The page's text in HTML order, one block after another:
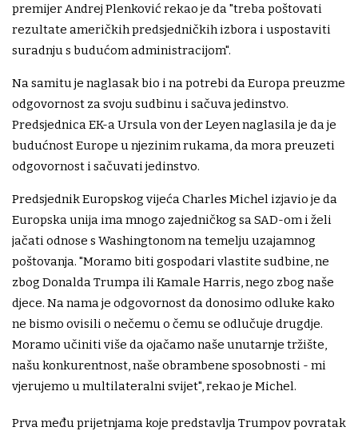
premijer Andrej Plenković rekao je da "treba poštovati
rezultate američkih predsjedničkih izbora i uspostaviti
suradnju s budućom administracijom".
Na samitu je naglasak bio i na potrebi da Europa preuzme
odgovornost za svoju sudbinu i sačuva jedinstvo.
Predsjednica EK-a Ursula von der Leyen naglasila je da je
budućnost Europe u njezinim rukama, da mora preuzeti
odgovornost i sačuvati jedinstvo.
Predsjednik Europskog vijeća Charles Michel izjavio je da
Europska unija ima mnogo zajedničkog sa SAD-om i želi
jačati odnose s Washingtonom na temelju uzajamnog
poštovanja. "Moramo biti gospodari vlastite sudbine, ne
zbog Donalda Trumpa ili Kamale Harris, nego zbog naše
djece. Na nama je odgovornost da donosimo odluke kako
ne bismo ovisili o nečemu o čemu se odlučuje drugdje.
Moramo učiniti više da ojačamo naše unutarnje tržište,
našu konkurentnost, naše obrambene sposobnosti - mi
vjerujemo u multilateralni svijet", rekao je Michel.
Prva među prijetnjama koje predstavlja Trumpov povratak